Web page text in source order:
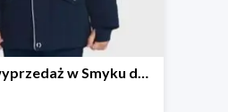
Zimowa wyprzedaż w Smyku do -50%